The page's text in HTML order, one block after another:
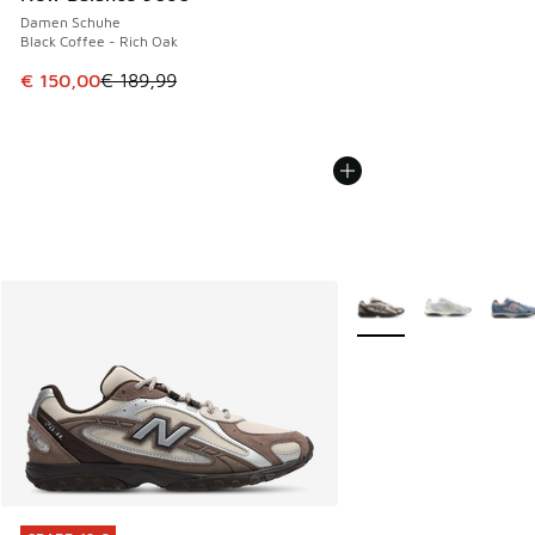
Damen Schuhe
Black Coffee - Rich Oak
Dieser Artikel ist im Sale. Der Preis ist von € 189,99 auf €
€ 150,00€ 189,99
Weitere Farben